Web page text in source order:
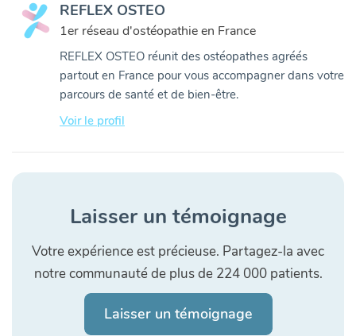
REFLEX OSTEO
1er réseau d'ostéopathie en France
REFLEX OSTEO réunit des ostéopathes agréés
partout en France pour vous accompagner dans votre
parcours de santé et de bien-être.
Voir le profil
Laisser un témoignage
Votre expérience est précieuse. Partagez-la avec
notre communauté de plus de 224 000 patients.
Laisser un témoignage